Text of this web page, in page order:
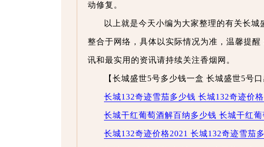
动修复。
以上就是今天小编为大家整理的有关长
整合于网络，具体以实际情况为准，温馨提
讯和最实用的资讯请持续关注香烟网。
【长城盛世5号多少钱一盒 长城盛世5号
长城132奇迹雪茄多少钱 长城132奇迹价
长城干红葡萄酒解百纳多少钱 长城干红
长城132奇迹价格2021 长城132奇迹雪茄